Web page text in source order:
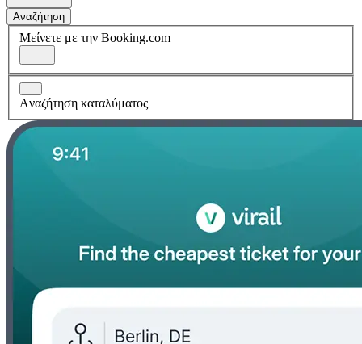
Αναζήτηση
Μείνετε με την Booking.com
Aναζήτηση καταλύματος